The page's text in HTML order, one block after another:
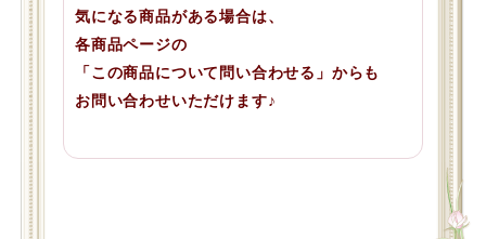
気になる商品がある場合は、
各商品ページの
「この商品について問い合わせる」からも
お問い合わせいただけます♪